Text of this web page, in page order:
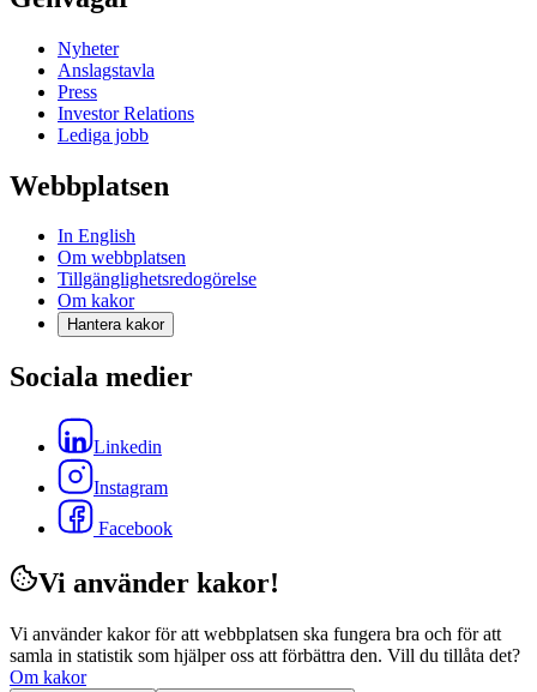
Nyheter
Anslagstavla
Press
Investor Relations
Lediga jobb
Webbplatsen
In English
Om webbplatsen
Tillgänglighetsredogörelse
Om kakor
Hantera kakor
Sociala medier
Linkedin
Instagram
Facebook
Vi använder kakor!
Vi använder kakor för att webbplatsen ska fungera bra och för att
samla in statistik som hjälper oss att förbättra den. Vill du tillåta det?
Om kakor